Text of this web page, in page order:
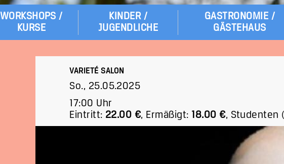
WORKSHOPS /
KURSE
KINDER /
JUGENDLICHE
GASTRONOMIE /
GÄSTEHAUS
VARIETÉ SALON
So., 25.05.2025
17:00 Uhr
Eintritt: 22.00 €, Ermäßigt: 18.00 €, Studenten